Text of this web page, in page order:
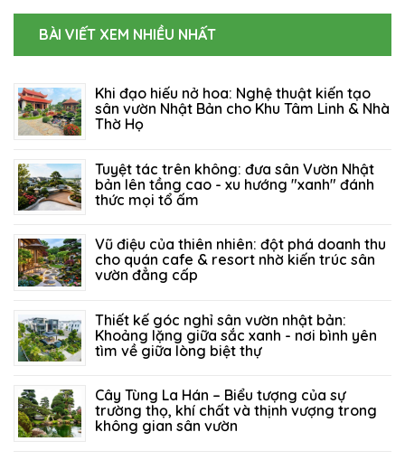
BÀI VIẾT XEM NHIỀU NHẤT
Khi đạo hiếu nở hoa: Nghệ thuật kiến tạo
sân vườn Nhật Bản cho Khu Tâm Linh & Nhà
Thờ Họ
Tuyệt tác trên không: đưa sân Vườn Nhật
bản lên tầng cao - xu hướng "xanh" đánh
thức mọi tổ ấm
Vũ điệu của thiên nhiên: đột phá doanh thu
cho quán cafe & resort nhờ kiến trúc sân
vườn đẳng cấp
Thiết kế góc nghỉ sân vườn nhật bản:
Khoảng lặng giữa sắc xanh - nơi bình yên
tìm về giữa lòng biệt thự
Cây Tùng La Hán – Biểu tượng của sự
trường thọ, khí chất và thịnh vượng trong
không gian sân vườn